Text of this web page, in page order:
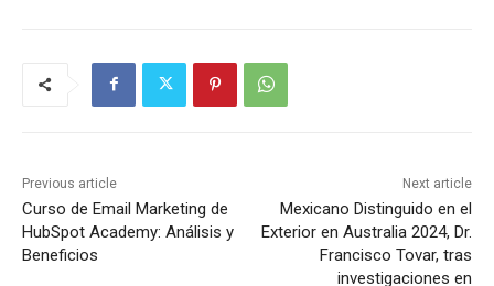
Previous article
Curso de Email Marketing de
HubSpot Academy: Análisis y
Beneficios
Next article
Mexicano Distinguido en el
Exterior en Australia 2024, Dr.
Francisco Tovar, tras
investigaciones en